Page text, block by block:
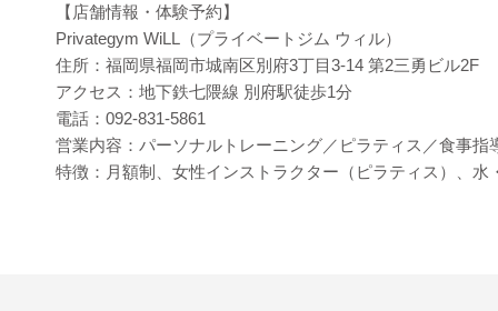
【店舗情報・体験予約】
Privategym WiLL（プライベートジム ウィル）
住所：福岡県福岡市城南区別府3丁目3-14 第2三勇ビル2F
アクセス：地下鉄七隈線 別府駅徒歩1分
電話：092-831-5861
営業内容：パーソナルトレーニング／ピラティス／食事指
特徴：月額制、女性インストラクター（ピラティス）、